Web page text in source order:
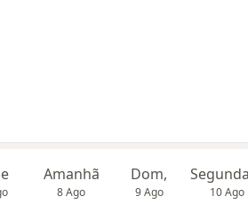
Amanhã
8 Ago
Dom,
9 Ago 10 Ago